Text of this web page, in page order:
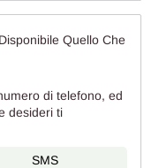
Quello Che
di telefono, ed
desideri ti
SMS